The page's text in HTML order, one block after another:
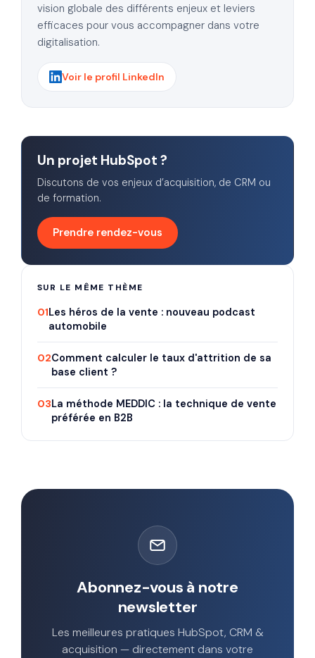
vision globale des différents enjeux et leviers
efficaces pour vous accompagner dans votre
digitalisation.
Voir le profil LinkedIn
Un projet HubSpot ?
Discutons de vos enjeux d’acquisition, de CRM ou
de formation.
Prendre rendez-vous
SUR LE MÊME THÈME
01Les héros de la vente : nouveau podcast
automobile
02Comment calculer le taux d'attrition de sa
base client ?
03La méthode MEDDIC : la technique de vente
préférée en B2B
Abonnez-vous à notre
newsletter
Les meilleures pratiques HubSpot, CRM &
acquisition — directement dans votre